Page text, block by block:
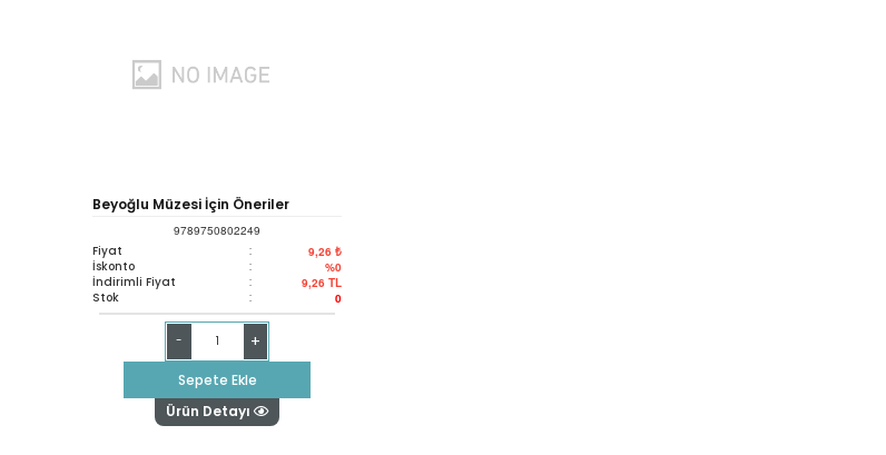
Beyoğlu Müzesi İçin Öneriler
9789750802249
Fiyat : 9,26 ₺
İskonto : %0
İndirimli Fiyat : 9,26 TL
Stok : 0
- +
Sepete Ekle
Ürün Detayı